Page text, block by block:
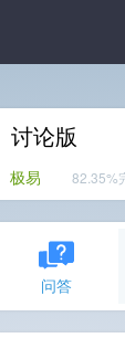
讨论版
极易 82.35%
问答